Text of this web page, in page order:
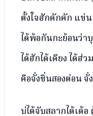
ตั้งใจฮักคักคัก แข่
ได้พ้อกันกะย้อนว่า
ได้ฮักได้เคียง ได้ฮ่ว
คือจั่งซิ่นสองต่อน จั่
บ่ได้จับสลากได้เด้